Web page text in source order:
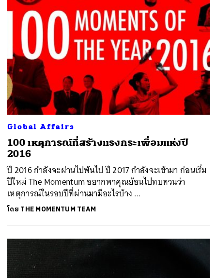
Global Affairs
100 เหตุการณ์ที่สร้างแรงกระเพื่อมแห่งปี
2016
ปี 2016 กำลังจะผ่านไปพ้นไป ปี 2017 กำลังจะเข้ามา ก่อนเริ่ม
ปีใหม่ The Momentum อยากพาคุณย้อนไปทบทวนว่า
เหตุการณ์ในรอบปีที่ผ่านมามีอะไรบ้าง ...
โดย THE MOMENTUM TEAM